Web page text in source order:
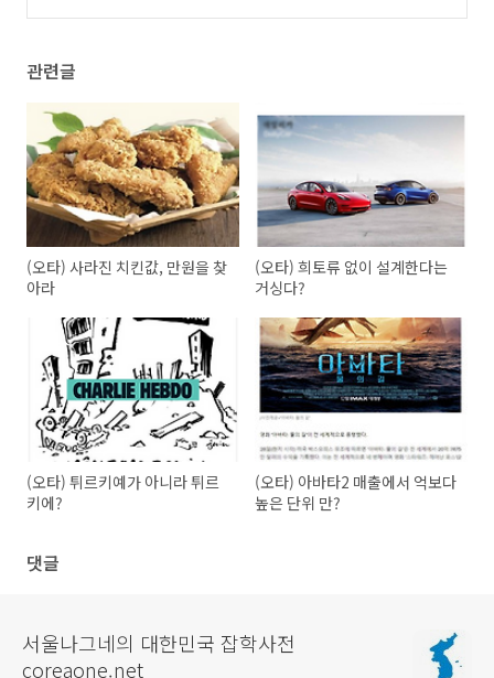
관련글
(오타) 사라진 치킨값, 만원을 찾
아라
(오타) 희토류 없이 설계한다는
거싱다?
(오타) 튀르키예가 아니라 튀르
키에?
(오타) 아바타2 매출에서 억보다
높은 단위 만?
댓글
서울나그네의 대한민국 잡학사전
coreaone.net